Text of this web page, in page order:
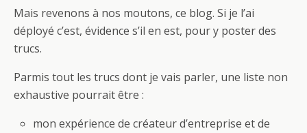
Mais revenons à nos moutons, ce blog. Si je l’ai
déployé c’est, évidence s’il en est, pour y poster des
trucs.
Parmis tout les trucs dont je vais parler, une liste non
exhaustive pourrait être :
mon expérience de créateur d’entreprise et de